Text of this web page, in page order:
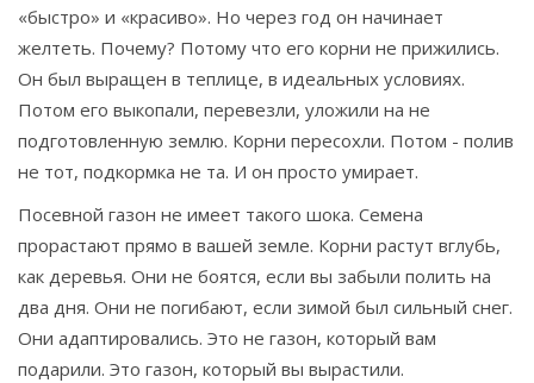
«быстро» и «красиво». Но через год он начинает
желтеть. Почему? Потому что его корни не прижились.
Он был выращен в теплице, в идеальных условиях.
Потом его выкопали, перевезли, уложили на не
подготовленную землю. Корни пересохли. Потом - полив
не тот, подкормка не та. И он просто умирает.
Посевной газон не имеет такого шока. Семена
прорастают прямо в вашей земле. Корни растут вглубь,
как деревья. Они не боятся, если вы забыли полить на
два дня. Они не погибают, если зимой был сильный снег.
Они адаптировались. Это не газон, который вам
подарили. Это газон, который вы вырастили.